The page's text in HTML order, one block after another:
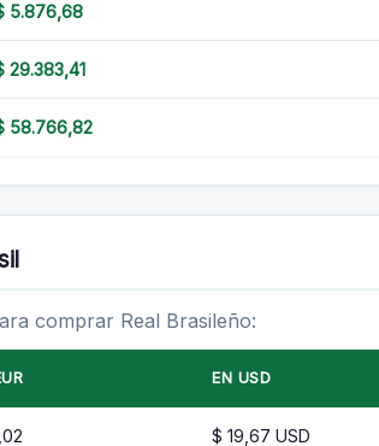
5.876,68
29.383,41
58.766,82
comprar Real Brasileño:
EN USD
$ 19,67 USD